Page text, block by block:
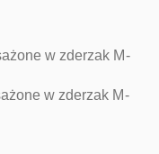
w zderzak M-
w zderzak M-